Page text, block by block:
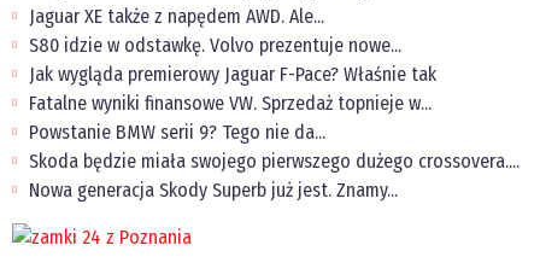
Jaguar XE także z napędem AWD. Ale...
S80 idzie w odstawkę. Volvo prezentuje nowe...
Jak wygląda premierowy Jaguar F-Pace? Właśnie tak
Fatalne wyniki finansowe VW. Sprzedaż topnieje w...
Powstanie BMW serii 9? Tego nie da...
Skoda będzie miała swojego pierwszego dużego crossovera....
Nowa generacja Skody Superb już jest. Znamy...